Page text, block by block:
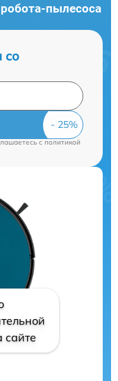
пылесоса
со
cполитикой
сайте